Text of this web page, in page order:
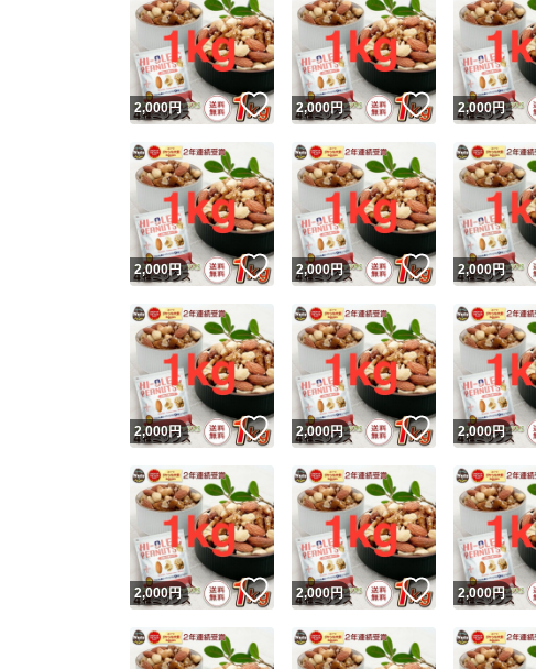
2,000円 いいね！
2,000円 いいね！
2,000円
2,000円 いいね！
2,000円 いいね！
2,000円
2,000円 いいね！
2,000円 いいね！
2,000円
2,000円 いいね！
2,000円 いいね！
2,000円